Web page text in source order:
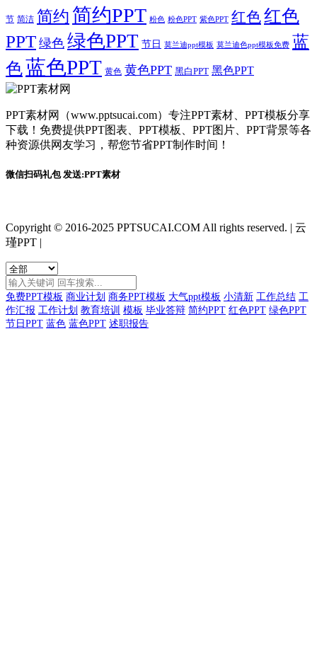
节 简洁 简约 简约PPT 粉色 粉色PPT 紫色PPT 红色红色
PPT 绿色 绿色PPT 节日 莫兰迪ppt模板 莫兰迪色ppt模板免费 蓝
色蓝色PPT 黄色 黄色PPT 黑白PPT 黑色PPT
PPT素材网（www.pptsucai.com）专注PPT素材、PPT模板分享
下载！免费提供PPT图表、PPT模板、PPT图片、PPT背景等各
种资源供网友学习，帮您节省PPT制作时间！
微信扫码礼包 发送:PPT素材
Copyright © 2016-2025 PPTSUCAI.COM All rights reserved. | 云
瑾PPT |
免费PPT模板 商业计划 商务PPT模板 大气ppt模板 小清新 工作总结 工
作汇报 工作计划 教育培训 模板 毕业答辩 简约PPT 红色PPT 绿色PPT
节日PPT 蓝色 蓝色PPT 述职报告